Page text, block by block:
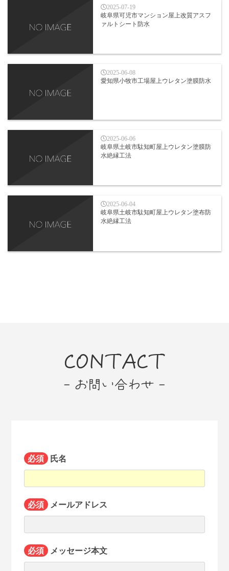
2025-07-19
岐阜県可児市マンション屋上改質アスフ
ァルトシート防水
2025-06-08
愛知県小牧市工場屋上ウレタン塗膜防水
2025-06-06
岐阜県土岐市駄知町屋上ウレタン塗膜防
水絶縁工法
2025-06-04
岐阜県土岐市駄知町屋上ウレタン塗布防
水絶縁工法
CONTACT
- お問い合わせ -
必須 氏名
必須 メールアドレス
必須 メッセージ本文